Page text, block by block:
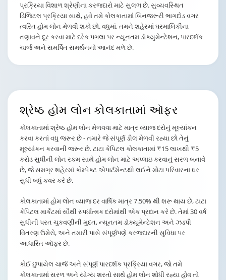
પ્રક્રિયા વિશાળ શ્રેણીના કરજદારો માટે સુલભ છે. સુવ્યવસ્થિત
ડિજિટલ પ્રક્રિયા સાથે, હવે તમે કોલકાતામાં બિનજરૂરી ભાગદોડ વગર
ત્વરિત હોમ લોન મેળવી શકો છો. વધુમાં, તમને શહેરમાં ઘરમાલિકીના
તણાવને દૂર કરવા માટે દરેક પગલા પર ન્યૂનતમ ડૉક્યુમેન્ટેશન, પારદર્શક
ચાર્જ અને સમર્પિત સમર્થનનો આનંદ મળે છે.
શ્રેષ્ઠ હોમ લોનકોલકાતામાં ઑફર
કોલકાતામાં શ્રેષ્ઠ હોમ લોન મેળવવા માટે માત્ર વ્યાજ દરોનું મૂલ્યાંકન
કરવા કરતાં વધુ જરૂર છે - તમારે જે સંપૂર્ણ ડીલ મેળવી રહ્યા છો તેનું
મૂલ્યાંકન કરવાની જરૂર છે. ટાટા કેપિટલ કોલકાતામાં ₹15 લાખથી ₹5
કરોડ સુધીની લોન રકમ સાથે હોમ લોન માટે અપ્લાઇ કરવાનું સરળ બનાવે
છે, જે સમગ્ર શહેરમાં કોમ્પેક્ટ એપાર્ટમેન્ટથી લઈને મોટા પરિવારના ઘર
સુધી બધું કવર કરે છે.
કોલકાતામાં હોમ લોન વ્યાજ દર વાર્ષિક માત્ર 7.50% થી શરૂ થાય છે, ટાટા
કેપિટલ માર્કેટમાં સૌથી સ્પર્ધાત્મક દરોમાંથી એક પ્રદાન કરે છે. તેમાં 30 વર્ષ
સુધીની પરત ચુકવણીની મુદત, ન્યૂનતમ ડૉક્યૂમેન્ટેશન અને ઝડપી
વિતરણ ઉમેરો, અને તમારી પાસે સંપૂર્ણપણે કરજદારની સુવિધા પર
આધારિત ઑફર છે.
કોઈ છુપાયેલ ચાર્જ અને સંપૂર્ણ પારદર્શક પ્રક્રિયા વગર, જો તમે
કોલકાતામાં સરળ અને યોગ્ય શરતો સાથે હોમ લોન શોધી રહ્યા હોવ તો